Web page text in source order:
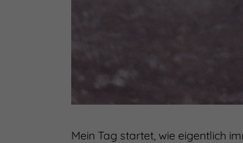
Mein Tag startet, wie eigentlich